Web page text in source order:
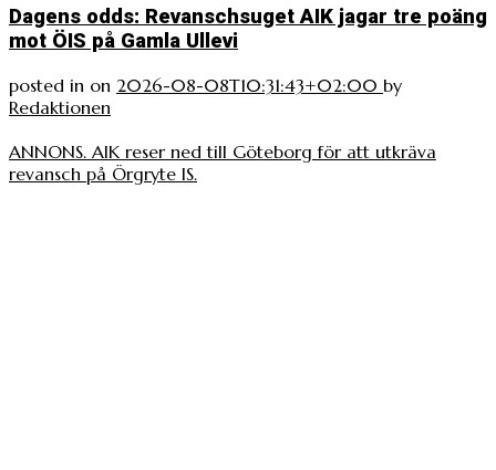
Dagens odds: Revanschsuget AIK jagar tre poäng
mot ÖIS på Gamla Ullevi
posted in on 2026-08-08T10:31:43+02:00 by
Redaktionen
ANNONS. AIK reser ned till Göteborg för att utkräva
revansch på Örgryte IS.